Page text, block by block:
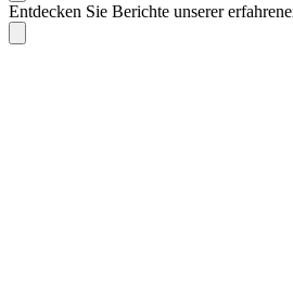
Entdecken Sie Berichte unserer